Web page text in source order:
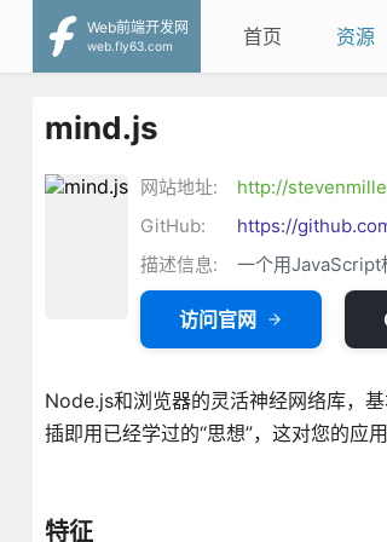
Web前端开发网
web.fly63.com
首页 资源
mind.js
网站地址:
http://
GitHub:
https://
描述信息:
一个用JavaScript
访问官网
Node.js和浏览器的灵活神经网络库，
插即用已经学过的“思想”，这对您的应
特征